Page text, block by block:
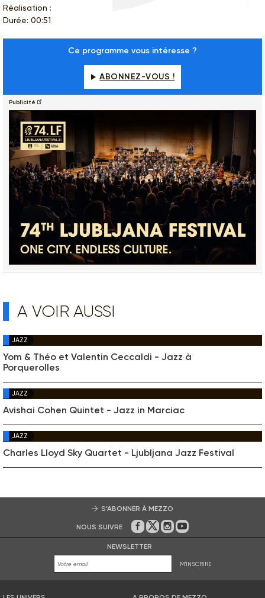
Réalisation :
Durée: 00:51
Ce programme vous intéresse ?
ABONNEZ-VOUS !
Publicité
A VOIR AUSSI
JAZZ
Yom & Théo et Valentin Ceccaldi - Jazz à
Porquerolles
JAZZ
Avishai Cohen Quintet - Jazz in Marciac
JAZZ
Charles Lloyd Sky Quartet - Ljubljana Jazz Festival
S’ABONNER À MEZZO
NOUS SUIVRE Sur Facebook
Sur Twitter
Sur Instagram
Sur Youtube
NEWSLETTER
M'INSCRIRE